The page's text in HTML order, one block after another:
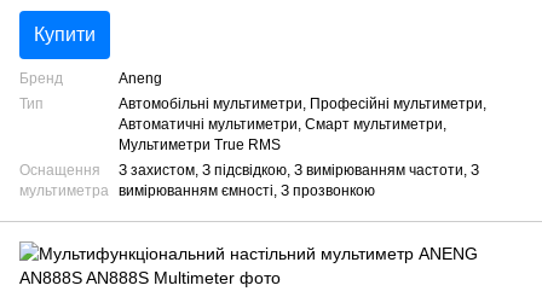
Купити
Бренд
Aneng
Тип
Автомобільні мультиметри, Професійні мультиметри,
Автоматичні мультиметри, Смарт мультиметри,
Мультиметри True RMS
Оснащення
мультиметра
З захистом, З підсвідкою, З вимірюванням частоти, З
вимірюванням ємності, З прозвонкою